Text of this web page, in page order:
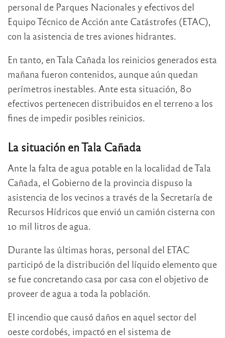
personal de Parques Nacionales y efectivos del
Equipo Técnico de Acción ante Catástrofes (ETAC),
con la asistencia de tres aviones hidrantes.
En tanto, en Tala Cañada los reinicios generados esta
mañana fueron contenidos, aunque aún quedan
perímetros inestables. Ante esta situación, 80
efectivos pertenecen distribuidos en el terreno a los
fines de impedir posibles reinicios.
La situación en Tala Cañada
Ante la falta de agua potable en la localidad de Tala
Cañada, el Gobierno de la provincia dispuso la
asistencia de los vecinos a través de la Secretaría de
Recursos Hídricos que envió un camión cisterna con
10 mil litros de agua.
Durante las últimas horas, personal del ETAC
participó de la distribución del líquido elemento que
se fue concretando casa por casa con el objetivo de
proveer de agua a toda la población.
El incendio que causó daños en aquel sector del
oeste cordobés, impactó en el sistema de